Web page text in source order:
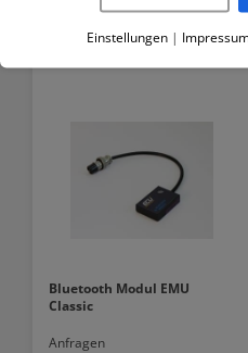
Related products
Bluetooth Modul EMU
Classic
Anfragen
Einstellungen |